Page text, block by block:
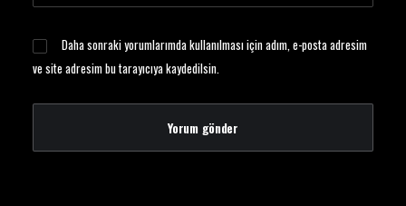
Daha sonraki yorumlarımda kullanılması için adım, e-posta adresim
ve site adresim bu tarayıcıya kaydedilsin.